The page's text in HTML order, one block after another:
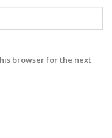
browser for the next